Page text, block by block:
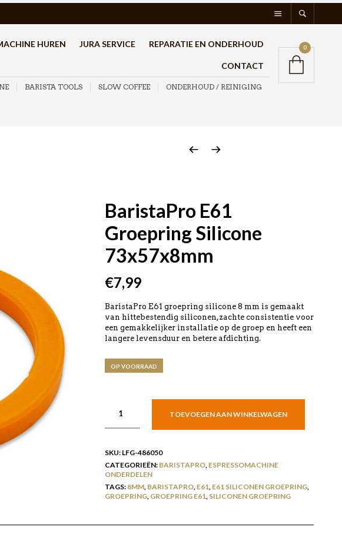
HUREN JURA SERVICE REPARATIE EN ONDERHOUD
CONTACT
BARISTA TOOLS SLOW COFFEE ONDERHOUD / REINIGING
0
BaristaPro E61
Groepring Silicone
73x57x8mm
€7,99
BaristaPro E61 groepring silicone 8 mm is gemaakt
van hittebestendig siliconen, zachte consistentie voor
een gemakkelijker installatie op de groep en heeft een
langere levensduur en betere afdichting.
OP VOORRAAD
TOEVOEGEN AAN WINKELWAGEN
SKU: LFG-486050
CATEGORIEËN: BARISTAPRO, ESPRESSOMACHINE
ONDERDELEN
TAGS: 8MM, BARISTAPRO, E61, E61 SILICONEN GROEPRING,
GROEPRING, GROEPRING E61, SILICONEN GROEPRING